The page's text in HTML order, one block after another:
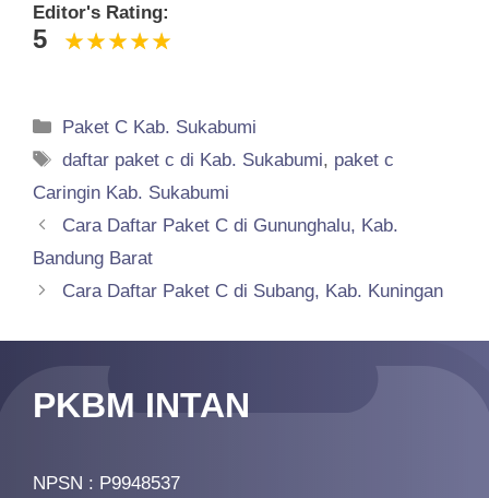
Editor's Rating:
5
Categories
Paket C Kab. Sukabumi
Tags
daftar paket c di Kab. Sukabumi, paket c
Caringin Kab. Sukabumi
Cara Daftar Paket C di Gununghalu, Kab.
Bandung Barat
Cara Daftar Paket C di Subang, Kab. Kuningan
PKBM INTAN
NPSN : P9948537